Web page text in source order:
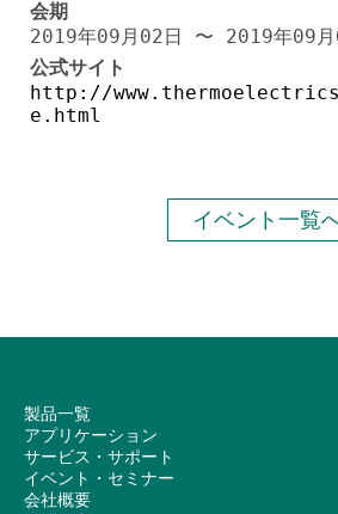
会期
2019年09月02日 〜 2019年09月
公式サイト
http://
e.html
イベント一覧
製品一覧
アプリケーション
サービス・サポート
イベント・セミナー
会社概要